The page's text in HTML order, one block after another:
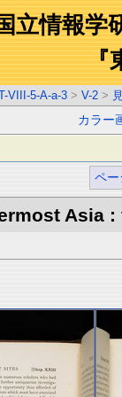
立情報学
『
VIII-5-A-a-3 > V-2 >
カラー
ペー
Asia :